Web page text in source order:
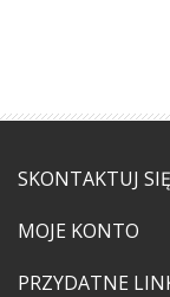
SKONTAKTUJ
MOJE KONTO
PRZYDATNE